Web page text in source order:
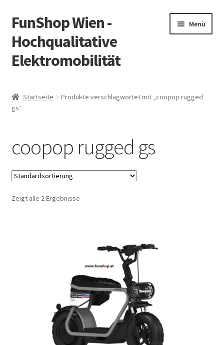
Zur
Navigation
springen
Zum
Inhalt
springen
FunShop Wien -
Hochqualitative
Elektromobilität
Menü
öffnen
Informationen zur Rechtslage in Österreich
Über FunShop
Startseite
Produkte verschlagwortet mit „coopop rugged
gs“
coopop rugged gs
Zeigt alle 2 Ergebnisse